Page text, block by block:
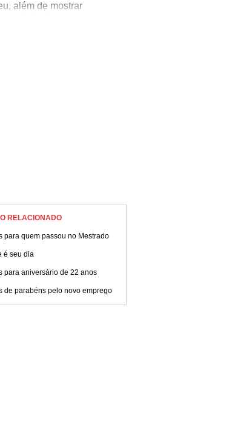
além de mostrar
celebrada com
Envie uma
RELACIONADO
para quem passou no Mestrado
é seu dia
para aniversário de 22 anos
de parabéns pelo novo emprego